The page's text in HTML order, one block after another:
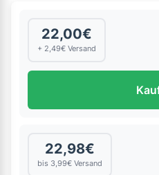
22,00€
+ 2,49€ Versand
22,98€
bis 3,99€ Versand